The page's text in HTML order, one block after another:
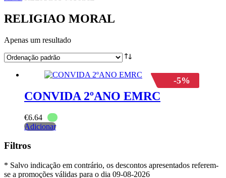
RELIGIAO MORAL
Apenas um resultado
-5%
CONVIDA 2ºANO EMRC
€6.64
Adicionar
Filtros
* Salvo indicação em contrário, os descontos apresentados referem-
se a promoções válidas para o dia 09-08-2026